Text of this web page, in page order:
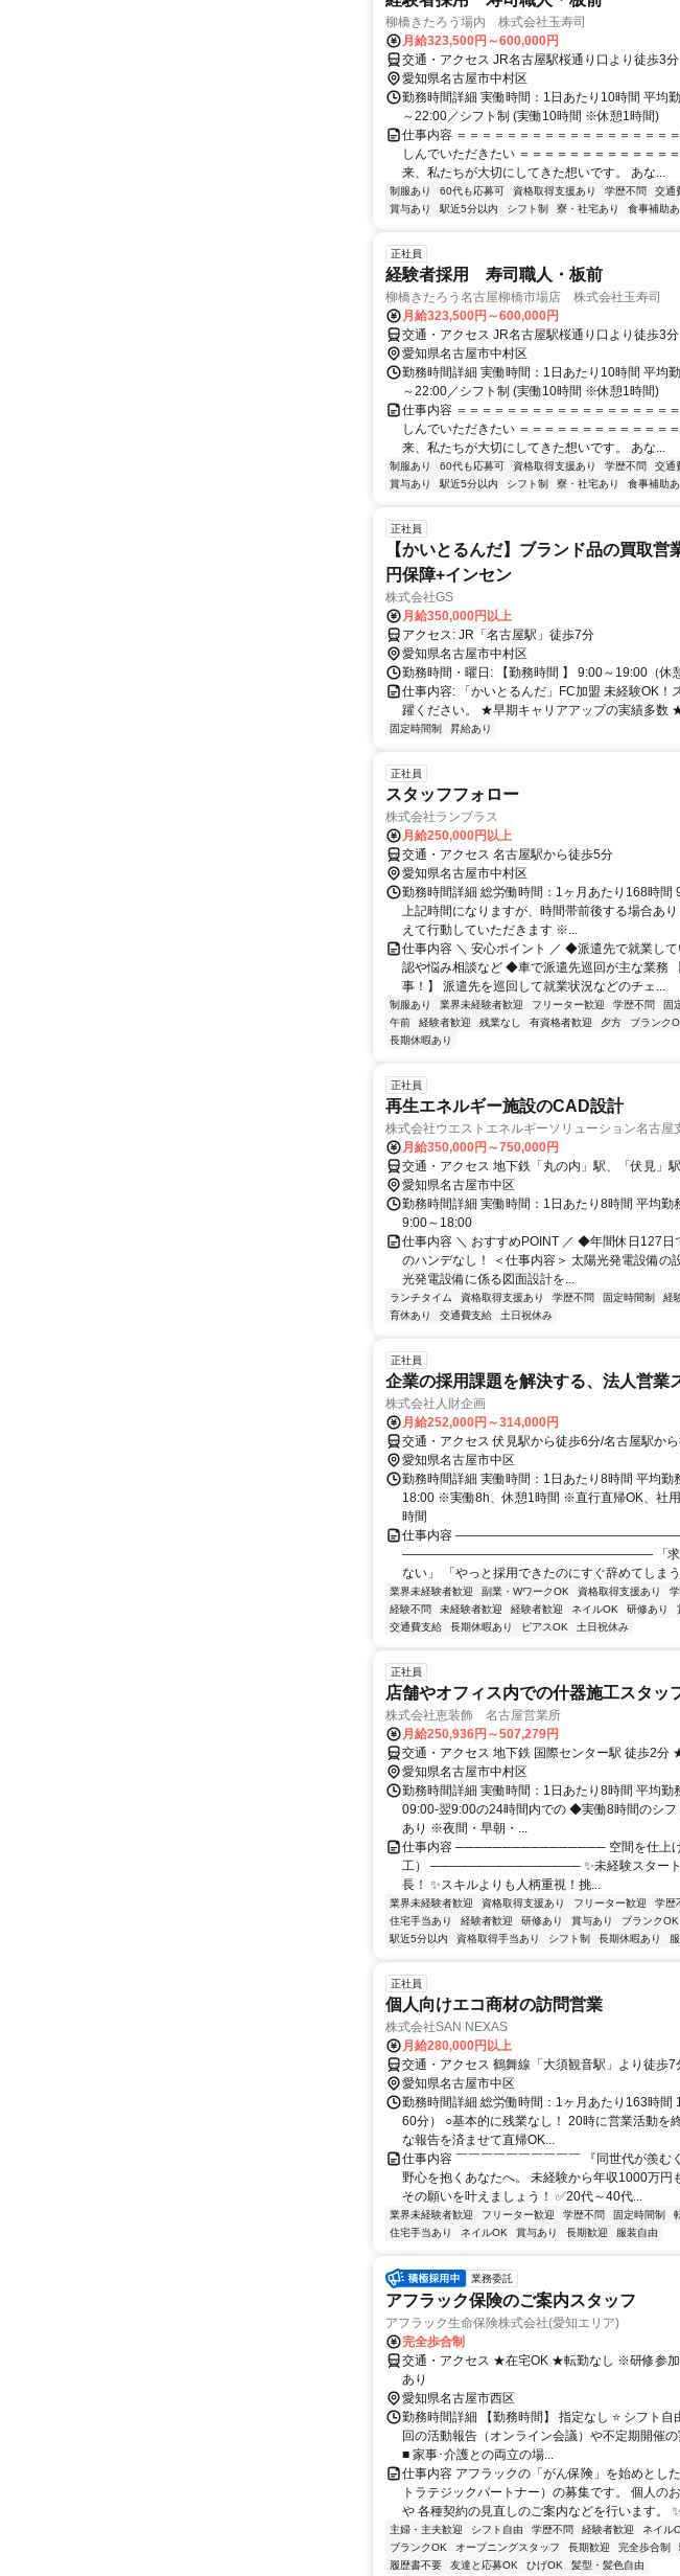
柳橋きたろう場内 株式会社玉寿司
月給323,500円～600,000円
交通・アクセス JR名古屋駅桜通り口より徒歩3分
愛知県名古屋市中村区
勤務時間詳細 実働時間：1日あたり10時間 平均
～22:00／シフト制 (実働10時間 ※休憩1時間)
仕事内容 ＝＝＝＝＝＝＝＝＝＝＝＝＝＝＝＝＝
しんでいただきたい ＝＝＝＝＝＝＝＝＝＝＝＝
来、私たちが大切にしてきた想いです。 あな...
制服あり 60代も応募可 資格取得支援あり 学歴不問 交通
賞与あり
駅近5分以内 シフト制 寮・社宅あり 食事補助あ
正社員
経験者採用 寿司職人・板前
柳橋きたろう名古屋柳橋市場店 株式会社玉寿司
月給323,500円～600,000円
交通・アクセス JR名古屋駅桜通り口より徒歩3分
愛知県名古屋市中村区
勤務時間詳細 実働時間：1日あたり10時間 平均
～22:00／シフト制 (実働10時間 ※休憩1時間)
仕事内容 ＝＝＝＝＝＝＝＝＝＝＝＝＝＝＝＝＝
しんでいただきたい ＝＝＝＝＝＝＝＝＝＝＝＝
来、私たちが大切にしてきた想いです。 あな...
制服あり 60代も応募可 資格取得支援あり 学歴不問 交通
賞与あり
駅近5分以内 シフト制 寮・社宅あり 食事補助あ
正社員
【かいとるんだ】ブランド品の買取
円保障+インセン
株式会社GS
月給350,000円以上
アクセス: JR「名古屋駅」徒歩7分
愛知県名古屋市中村区
勤務時間・曜日: 【勤務時間 】 9:00～19:00（休
仕事内容: 「かいとるんだ」FC加盟 未経験OK
躍ください。 ★早期キャリアアップの実績多
固定時間制 昇給あり
正社員
スタッフフォロー
株式会社ランプラス
月給250,000円以上
交通・アクセス 名古屋駅から徒歩5分
愛知県名古屋市中村区
勤務時間詳細 総労働時間：1ヶ月あたり168時
上記時間になりますが、時間帯前後する場合あ
えて行動していただきます ※...
仕事内容 ＼ 安心ポイント ／ ◆派遣先で就業し
認や悩み相談など ◆車で派遣先巡回が主な業務
事！】 派遣先を巡回して就業状況などのチェ...
制服あり 業界未経験者歓迎 フリーター歓迎 学歴不問 固
午前
経験者歓迎 残業なし 有資格者歓迎 夕方 ブランク
長期休暇あり
正社員
再生エネルギー施設のCAD設計
株式会社ウエストエネルギーソリューション名古屋
月給350,000円～750,000円
交通・アクセス 地下鉄「丸の内」駅、「伏見」
愛知県名古屋市中区
勤務時間詳細 実働時間：1日あたり8時間 平均勤
9:00～18:00
仕事内容 ＼ おすすめPOINT ／ ◆年間休日127
のハンデなし！ ＜仕事内容＞ 太陽光発電設備
光発電設備に係る図面設計を...
ランチタイム 資格取得支援あり 学歴不問 固定時間制 経
育休あり
交通費支給 土日祝休み
正社員
企業の採用課題を解決する、法人営業
株式会社人財企画
月給252,000円～314,000円
交通・アクセス 伏見駅から徒歩6分/名古屋駅か
愛知県名古屋市中区
勤務時間詳細 実働時間：1日あたり8時間 平均勤
18:00 ※実働8h、休憩1時間 ※直行直帰OK、社
時間
仕事内容 ―――――――――――――――――――― ⭐
―――――――――――――――――――― 「求人を
ない」 「やっと採用できたのにすぐ辞めてしま
業界未経験者歓迎 副業・WワークOK 資格取得支援あり
経験不問
未経験者歓迎 経験者歓迎 ネイルOK 研修あり
交通費支給
長期休暇あり ピアスOK 土日祝休み
正社員
店舗やオフィス内での什器施工スタッ
株式会社恵装飾 名古屋営業所
月給250,936円～507,279円
交通・アクセス 地下鉄 国際センター駅 徒歩2分
愛知県名古屋市中村区
勤務時間詳細 実働時間：1日あたり8時間 平均勤
09:00-翌9:00の24時間内での ◆実働8時間のシ
あり ※夜間・早朝・...
仕事内容 ──────────────── 空間を仕上げ
工） ──────────────── ✨未経験スタート
長！ ✨スキルよりも人柄重視！挑...
業界未経験者歓迎 資格取得支援あり フリーター歓迎 学歴
住宅手当あり
経験者歓迎 研修あり 賞与あり ブランクOK
駅近5分以内
資格取得手当あり シフト制 長期休暇あり
正社員
個人向けエコ商材の訪問営業
株式会社SAN NEXAS
月給280,000円以上
交通・アクセス 鶴舞線「大須観音駅」より徒歩7
愛知県名古屋市中区
勤務時間詳細 総労働時間：1ヶ月あたり163時間
60分） ○基本的に残業なし！ 20時に営業活動を
な報告を済ませて直帰OK...
仕事内容 ￣￣￣￣￣￣￣￣￣￣ 『同世代が羨む
野心を抱くあなたへ。 未経験から年収1000万円
その願いを叶えましょう！ ✅20代～40代...
業界未経験者歓迎 フリーター歓迎 学歴不問 固定時間制
住宅手当あり
ネイルOK 賞与あり 長期歓迎 服装自由
業務委託
アフラック保険のご案内スタッフ
アフラック生命保険株式会社(愛知エリア)
完全歩合制
交通・アクセス ★在宅OK ★転勤なし ※研修参加
あり
愛知県名古屋市西区
勤務時間詳細 【勤務時間】 指定なし ⭐ シフト自
回の活動報告（オンライン会議）や不定期開催
■ 家事･介護との両立の場...
仕事内容 アフラックの「がん保険」を始めとし
トラテジックパートナー）の募集です。 個人の
や 各種契約の見直しのご案内などを行います。
主婦・主夫歓迎 シフト自由 学歴不問 経験者歓迎 ネイル
ブランクOK
オープニングスタッフ 長期歓迎 完全歩合制
履歴書不要
友達と応募OK ひげOK 髪型・髪色自由